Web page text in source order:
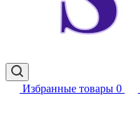
Избранные товары 0